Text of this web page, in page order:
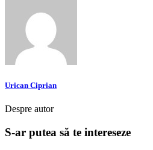
Urican Ciprian
Despre autor
S-ar putea să te intereseze